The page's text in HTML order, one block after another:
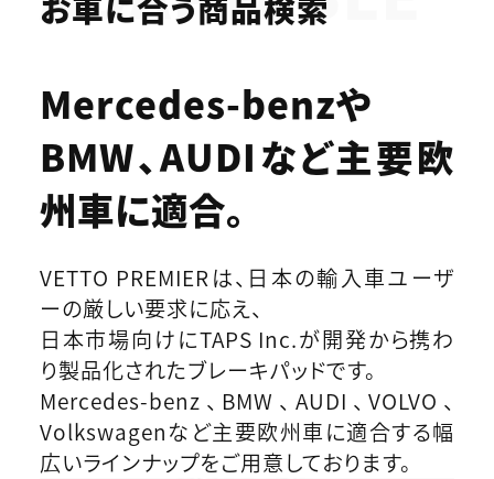
Mercedes-benzや
BMW、AUDIなど主要欧
州車に適合。
VETTO PREMIERは、日本の輸入車ユーザ
ーの厳しい要求に応え、
日本市場向けにTAPS Inc.が開発から携わ
り製品化されたブレーキパッドです。
Mercedes-benz、BMW、AUDI、VOLVO、
Volkswagenなど主要欧州車に適合する幅
広いラインナップをご用意しております。